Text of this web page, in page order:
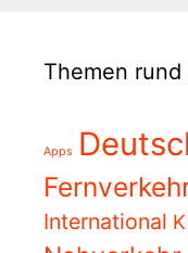
Themen rund
Apps
International